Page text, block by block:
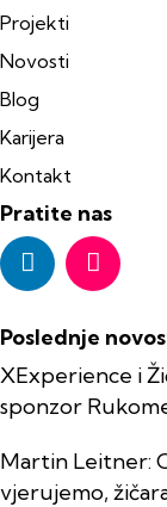
Projekti
Novosti
Blog
Karijera
Kontakt
Pratite nas
Poslednje
XExperience i
sponzor
Martin Leitner:
vjerujemo,